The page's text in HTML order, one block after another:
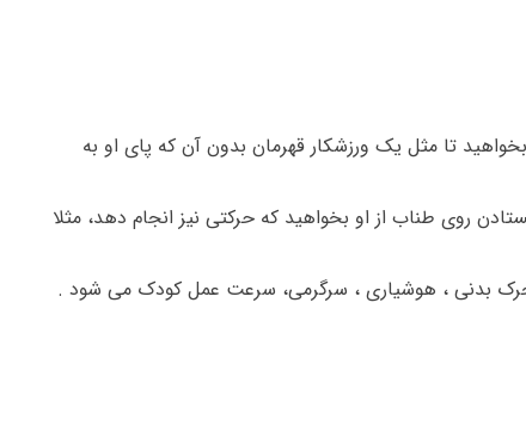
تا مثل یک ورزشکار قهرمان بدون آن که پای او به
روی طناب از او بخواهید که حرکتی نیز انجام دهد، مثلا
بدنی ، هوشیاری ، سرگرمی، سرعت عمل کودک می شود .